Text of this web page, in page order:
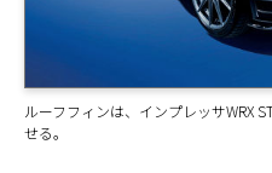
ルーフフィンは、インプレッサWRX
せる。